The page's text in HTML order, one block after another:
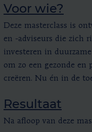
Voor wie?
Deze masterclass is
en -adviseurs die zich
investeren in
om zo een gezonde en
creëren. Nu én in de
Resultaat
Na afloop van deze